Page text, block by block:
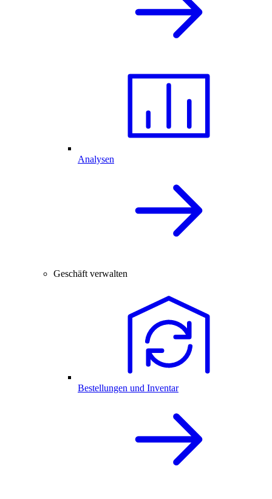
Analysen
Geschäft verwalten
Bestellungen und Inventar